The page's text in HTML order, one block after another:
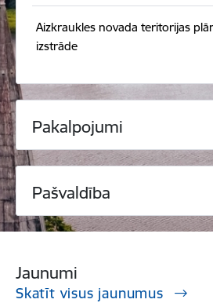
Aizkraukles novada teritorijas
izstrāde
Pakalpojumi
Pašvaldība
Jaunumi
Skatīt visus jaunumus